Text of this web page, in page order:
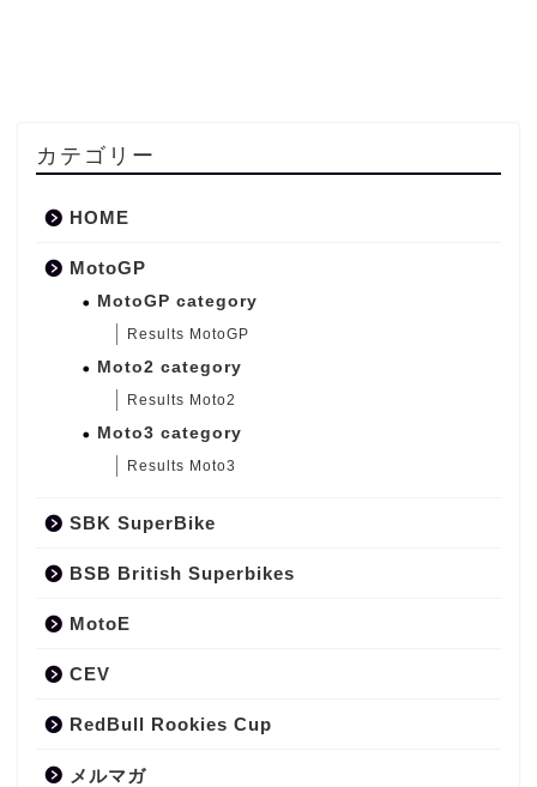
カテゴリー
HOME
MotoGP
MotoGP category
Results MotoGP
Moto2 category
Results Moto2
Moto3 category
Results Moto3
SBK SuperBike
BSB British Superbikes
MotoE
CEV
RedBull Rookies Cup
メルマガ